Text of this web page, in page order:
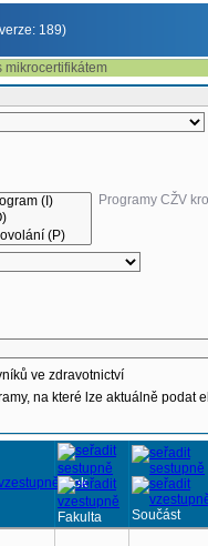
189)
mikrocertifikátem
Programy CŽV
ve zdravotnictví
na které lze aktuálně podat
Rok
Fakulta Součást